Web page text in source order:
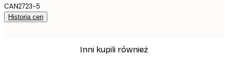
CAN2723-5
Historia cen
Inni kupili również